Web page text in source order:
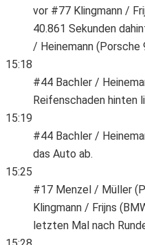
vor #77 Klingmann /
40.861 Sekunden
/ Heinemann (Porsche
15:18
#44 Bachler /
Reifenschaden hinten
15:19
#44 Bachler /
das Auto ab.
15:25
#17 Menzel / Müller
Klingmann / Frijns
letzten Mal nach